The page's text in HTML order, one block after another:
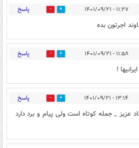
۱۱:۲۷ - ۱۴۰۱/۰۹/۲۱ 1 پاسخ
اجرتون بده
۱۱:۵۸ - ۱۴۰۱/۰۹/۲۱ 0 پاسخ
!
۱۳:۱۴ - ۱۴۰۱/۰۹/۲۱ 1 پاسخ
عزیز _ جمله کوتاه است ولی پیام و برد دارد